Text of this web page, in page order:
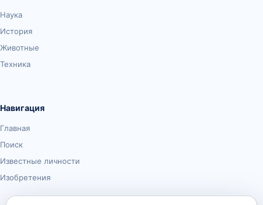
Наука
История
Животные
Техника
Навигация
Главная
Поиск
Известные личности
Изобретения